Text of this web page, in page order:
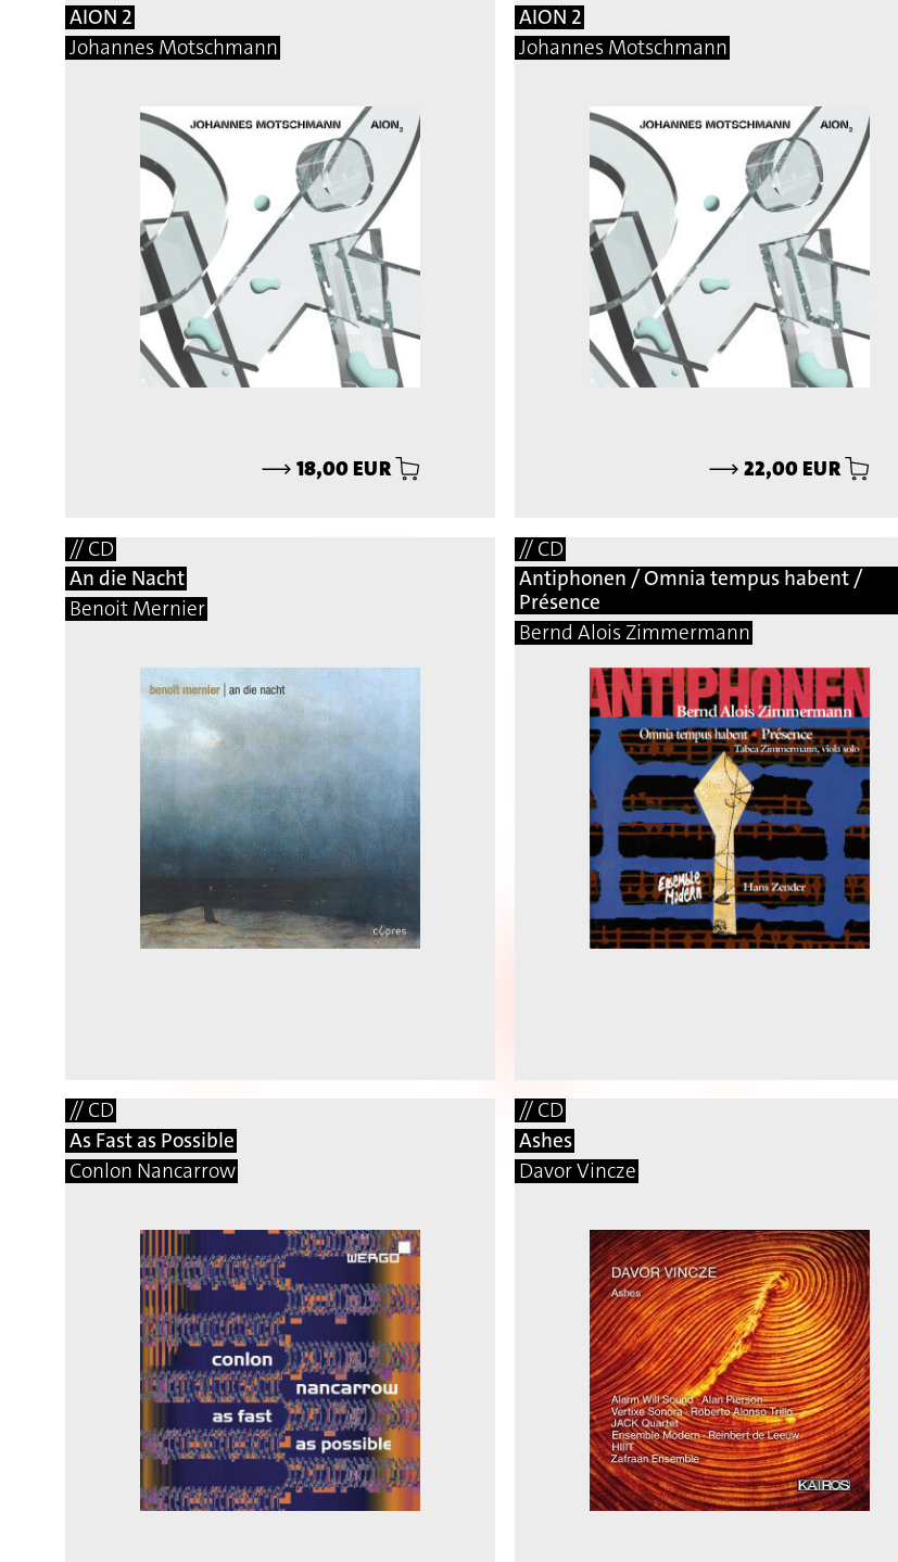
AION 2
Johannes Motschmann
⟶ 18,00 EUR
AION 2
Johannes Motschmann
⟶ 22,00 EUR
// CD
An die Nacht
Benoit Mernier
// CD
Antiphonen / Omnia tempus habent /
Présence
Bernd Alois Zimmermann
// CD
As Fast as Possible
Conlon Nancarrow
// CD
Ashes
Davor Vincze